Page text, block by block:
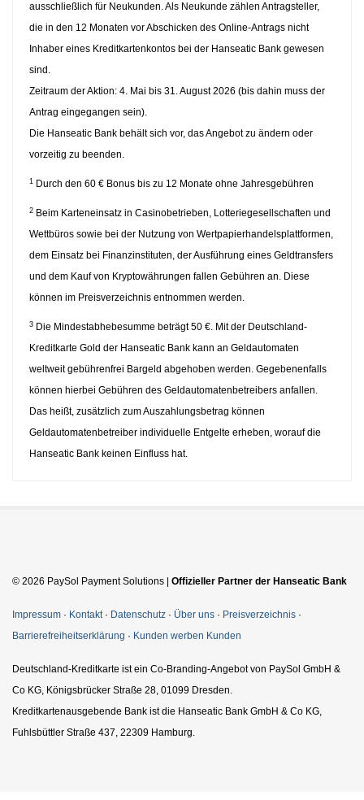
ausschließlich für Neukunden. Als Neukunde zählen Antragsteller,
die in den 12 Monaten vor Abschicken des Online-Antrags nicht
Inhaber eines Kreditkartenkontos bei der Hanseatic Bank gewesen
sind.
Zeitraum der Aktion: 4. Mai bis 31. August 2026 (bis dahin muss der
Antrag eingegangen sein).
Die Hanseatic Bank behält sich vor, das Angebot zu ändern oder
vorzeitig zu beenden.
1 Durch den 60 € Bonus bis zu 12 Monate ohne Jahresgebühren
2 Beim Karteneinsatz in Casinobetrieben, Lotteriegesellschaften und
Wettbüros sowie bei der Nutzung von Wertpapierhandelsplattformen,
dem Einsatz bei Finanzinstituten, der Ausführung eines Geldtransfers
und dem Kauf von Kryptowährungen fallen Gebühren an. Diese
können im Preisverzeichnis entnommen werden.
3 Die Mindestabhebesumme beträgt 50 €. Mit der Deutschland-
Kreditkarte Gold der Hanseatic Bank kann an Geldautomaten
weltweit gebührenfrei Bargeld abgehoben werden. Gegebenenfalls
können hierbei Gebühren des Geldautomatenbetreibers anfallen.
Das heißt, zusätzlich zum Auszahlungsbetrag können
Geldautomatenbetreiber individuelle Entgelte erheben, worauf die
Hanseatic Bank keinen Einfluss hat.
© 2026 PaySol Payment Solutions | Offizieller Partner der Hanseatic Bank
Impressum · Kontakt· Datenschutz · Über uns · Preisverzeichnis ·
Barrierefreiheitserklärung · Kunden werben Kunden
Deutschland-Kreditkarte ist ein Co-Branding-Angebot von PaySol GmbH &
Co KG, Königsbrücker Straße 28, 01099 Dresden.
Kreditkartenausgebende Bank ist die Hanseatic Bank GmbH & Co KG,
Fuhlsbüttler Straße 437, 22309 Hamburg.